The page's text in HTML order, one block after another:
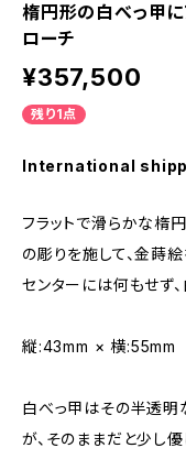
楕円形の白べっ甲
ローチ
¥357,500
残り1点
International
フラットで滑らかな楕
の彫りを施して、金蒔
センターには何もせず
縦:43mm × 横:55mm
白べっ甲はその半透明
が、そのままだと少し優